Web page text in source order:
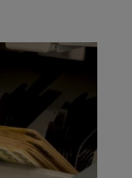
12 august Ministrul